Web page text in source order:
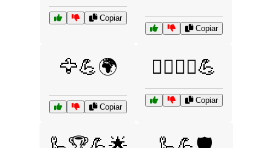
Copiar
Copiar
🦅💪🌍
Copiar
🦸‍♂️🦸‍♀️💪
Copiar